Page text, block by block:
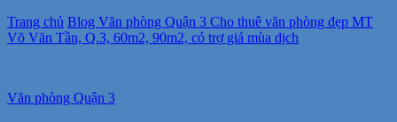
Trang chủ Blog Văn phòng Quận 3 Cho thuê văn phòng đẹp MT
Võ Văn Tần, Q.3, 60m2, 90m2, có trợ giá mùa dịch
Văn phòng Quận 3